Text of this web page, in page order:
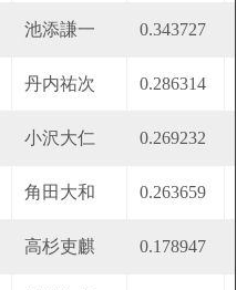
池添謙一 0.343727
丹内祐次 0.286314
小沢大仁 0.269232
角田大和 0.263659
高杉吏麒 0.178947